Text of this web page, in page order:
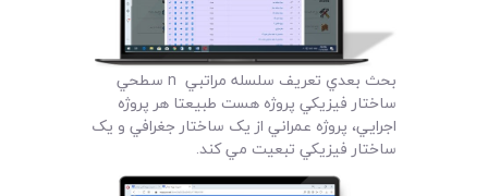
بحث بعدي تعريف سلسله مراتبي n سطحي
ساختار فيزيکي پروژه هست طبيعتا هر پروژه
اجرايي، پروژه عمراني از يک ساختار جغرافي و يک
ساختار فيزيکي تبعيت مي کند.